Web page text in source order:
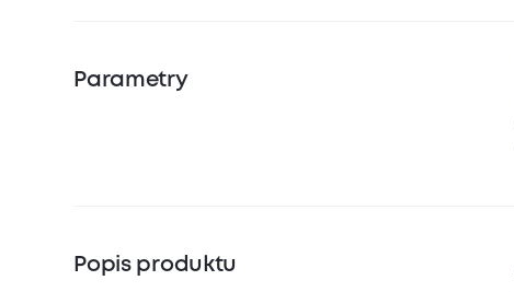
Parametry
Popis produktu